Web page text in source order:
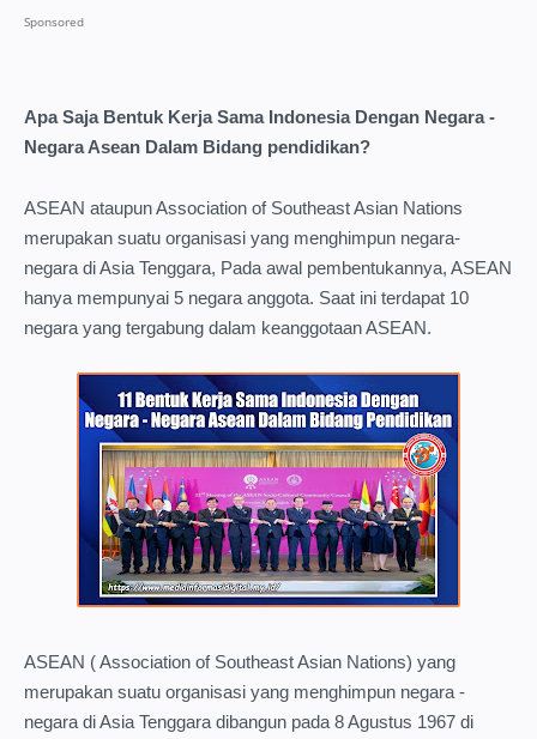
Apa Saja Bentuk Kerja Sama Indonesia Dengan Negara -
Negara Asean Dalam Bidang pendidikan?
ASEAN ataupun Association of Southeast Asian Nations
merupakan suatu organisasi yang menghimpun negara-
negara di Asia Tenggara, Pada awal pembentukannya, ASEAN
hanya mempunyai 5 negara anggota. Saat ini terdapat 10
negara yang tergabung dalam keanggotaan ASEAN.
ASEAN ( Association of Southeast Asian Nations) yang
merupakan suatu organisasi yang menghimpun negara -
negara di Asia Tenggara dibangun pada 8 Agustus 1967 di